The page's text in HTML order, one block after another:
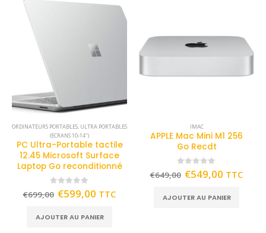
ORDINATEURS PORTABLES, ULTRA PORTABLES
(ECRANS 10-14")
PC Ultra-Portable tactile
12.45 Microsoft Surface
Laptop Go reconditionné
out of 5
€699,00 €599,00 TTC
AJOUTER AU PANIER
IMAC
APPLE Mac Mini M1 256
Go Recdt
out of 5
€649,00 €549,00 TTC
AJOUTER AU PANIER